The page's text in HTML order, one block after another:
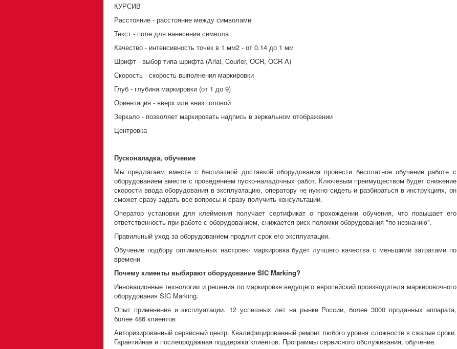
КУРСИВ
Расстояние - расстояние между символами
Текст - поле для нанесения символа
Качество - интенсивность точек в 1 мм2 - от 0.14 до 1 мм
Шрифт - выбор типа шрифта (Arial, Courier, OCR, OCR-A)
Скорость - скорость выполнения маркировки
Глуб - глубина маркировки (от 1 до 9)
Ориентация - вверх или вниз головой
Зеркало - позволяет маркировать надпись в зеркальном отображении
Центровка
Пусконаладка, обучение
Мы предлагаем вместе с бесплатной доставкой оборудования провести бесплатное обучение работе с
оборудованием вместе с проведением пуско-наладочных работ. Ключевым преимуществом будет снижение
скорости ввода оборудования в эксплуатацию, оператору не нужно сидеть и разбираться в инструкциях, он
сможет сразу задать все вопросы и сразу получить консультации.
Оператор установки для клеймения получает сертификат о прохождении обучения, что повышает его
ответственность при работе с оборудованием, снижается риск поломки оборудования "по незнанию".
Правильный уход за оборудованием продлит срок его эксплуатации.
Обучение подбору оптимальных настроек- маркировка будет лучшего качества с меньшими затратами по
времени
Почему клиенты выбирают оборудование SIC Marking?
Инновационные технологии и решения по маркировке ведущего европейский производителя маркировочного
оборудования SIC Marking.
Опыт применения и эксплуатации. 12 успешных лет на рынке России, более 3000 проданных аппарата,
более 486 клиентов
Авторизированный сервисный центр. Квалифицированный ремонт любого уровня сложности в сжатые сроки.
Гарантийная и послепродажная поддержка клиентов. Программы сервисного обслуживания, обучение.